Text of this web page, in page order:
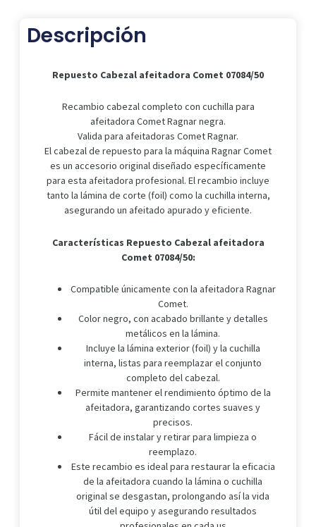
Descripción
Repuesto Cabezal afeitadora Comet 07084/50
Recambio cabezal completo con cuchilla para
afeitadora Comet Ragnar negra.
Valida para afeitadoras Comet Ragnar.
El cabezal de repuesto para la máquina Ragnar Comet
es un accesorio original diseñado específicamente
para esta afeitadora profesional. El recambio incluye
tanto la lámina de corte (foil) como la cuchilla interna,
asegurando un afeitado apurado y eficiente.
Características Repuesto Cabezal afeitadora
Comet 07084/50:
Compatible únicamente con la afeitadora Ragnar
Comet.
Color negro, con acabado brillante y detalles
metálicos en la lámina.
Incluye la lámina exterior (foil) y la cuchilla
interna, listas para reemplazar el conjunto
completo del cabezal.
Permite mantener el rendimiento óptimo de la
afeitadora, garantizando cortes suaves y
precisos.
Fácil de instalar y retirar para limpieza o
reemplazo.
Este recambio es ideal para restaurar la eficacia
de la afeitadora cuando la lámina o cuchilla
original se desgastan, prolongando así la vida
útil del equipo y asegurando resultados